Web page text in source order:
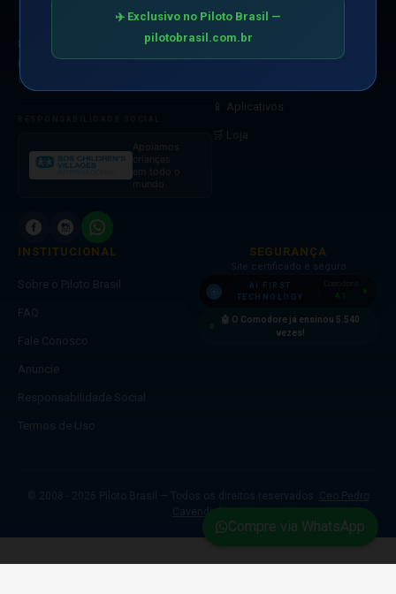
Referência nacional na preparação
para as Bancas Oficiais da ANAC
desde 2008.
Apoiamos
🤖 Simulados com IA
📱 Aplicativos
🛒 Loja
INSTITUCIONAL
Sobre o Piloto Brasil
SEGURANÇA
Site certificado e seguro
AI FIRST
TECHNOLOGY
🤖 O Comodore já ensinou 5.540
vezes!
✈️ Exclusivo no Piloto Brasil —
pilotobrasil.com.br
Compre via WhatsApp